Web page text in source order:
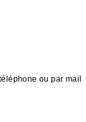
ou par mail